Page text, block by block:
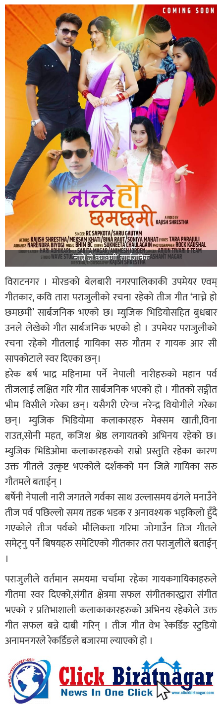
‘नाच्ने हो छमछमी’ सार्बजनिक
विराटनगर । मोरङको बेलबारी नगरपालिकाकी उपमेयर एवम्
गीतकार, कवि तारा पराजुलीको रचना रहेको तीज गीत ‘नाच्ने हो
छमछमी’ सार्बजनिक भएको छ। म्युजिक भिडियोसहित बुधबार
उनले लेखेको गीत सार्बजनिक भएको हो । उपमेयर पराजुलीको
रचना रहेको गीतलाई गायिका सरु गौतम र गायक आर सी
सापकोटाले स्वर दिएका छन्।
हरेक बर्ष भाद्र महिनामा पर्ने नेपाली नारीहरुको महान पर्व
तीजलाई लक्षित गरि गीत सार्बजनिक भएको हो । गीतको सङ्गीत
भीम विसीले गरेका छन्। यसैगरी एरेन्ज नरेन्द्र वियोगीले गरेका
छन्। म्युजिक भिडियोमा कलाकारहरु मेक्सम खाती,विना
राउत,सोनी महत, कजिश श्रेष्ठ लगायतको अभिनय रहेको छ।
म्युजिक भिडिओमा कलाकारहरुको राम्रो प्रस्तुति रहेका कारण
उक्त गीतले उत्कृष्ट भएकोले दर्शकको मन जित्ने गायिका सरु
गौतमले बताईन् ।
बर्षेनी नेपाली नारी जगतले गर्वका साथ उल्लासमय ढंगले मनाउँने
तीज पर्व पछिल्लो समय तडक भडक र अनावश्यक भड्किलो हुँदै
गएकोले तीज पर्वको मौलिकता गरिमा जोगाउँन तिज गीतले
समेट्नु पर्ने बिषयहरु समेटिएको गीतकार तरा पराजुलीले बताईन्
।
पराजुलीले वर्तमान समयमा चर्चामा रहेका गायकगायिकाहरुले
गीतमा स्वर दिएको,संगीत क्षेत्रमा सफल संगीतकारद्वारा संगीत
भएको र प्रतिभाशाली कलाकाकारहरुको अभिनय रहेकोले उक्त
गीत सफल बन्ने दाबी गरिन् । तीज गीत वेभ रेकर्डिङ स्टुडियो
अनामनगरले रेकर्डिङले बजारमा ल्याएको हो ।